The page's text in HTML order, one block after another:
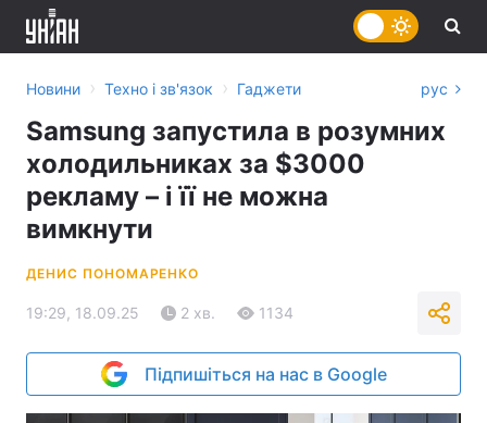
Новини › Техно і зв'язок › Гаджети рус
Samsung запустила в розумних
холодильниках за $3000
рекламу – і її не можна
вимкнути
ДЕНИС ПОНОМАРЕНКО
19:29, 18.09.25 2 хв. 1134
Підпишіться на нас в Google